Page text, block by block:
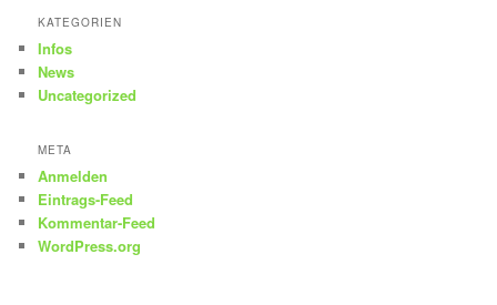
KATEGORIEN
Infos
News
Uncategorized
META
Anmelden
Eintrags-Feed
Kommentar-Feed
WordPress.org